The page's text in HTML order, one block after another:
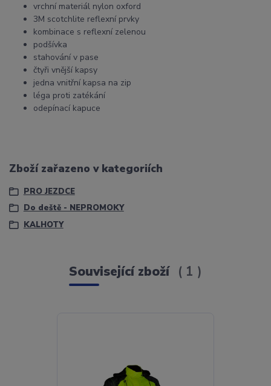
vrchní materiál nylon oxford
3M scotchlite reflexní prvky
kombinace s reflexní zelenou
podšívka
stahování v pase
čtyři vnější kapsy
jedna vnitřní kapsa na zip
léga proti zatékání
odepínací kapuce
Zboží zařazeno v kategoriích
PRO JEZDCE
Do deště - NEPROMOKY
KALHOTY
Související zboží 1